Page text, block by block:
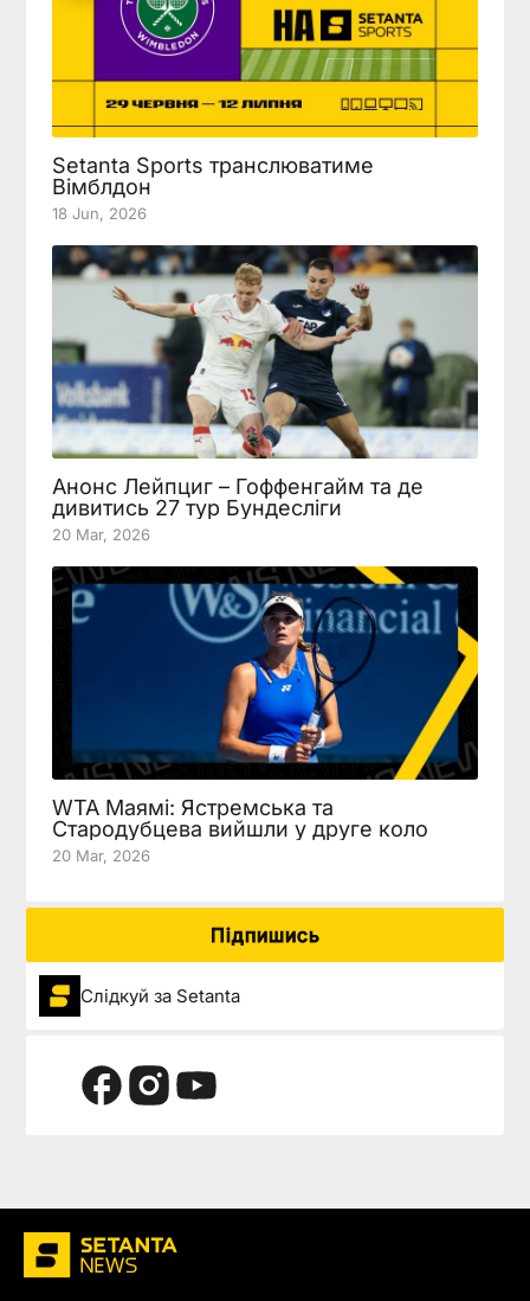
Setanta Sports транслюватиме
Вімблдон
18 Jun, 2026
Анонс Лейпциг – Гоффенгайм та де
дивитись 27 тур Бундесліги
20 Mar, 2026
WTA Маямі: Ястремська та
Стародубцева вийшли у друге коло
20 Mar, 2026
Підпишись
Слідкуй за Setanta